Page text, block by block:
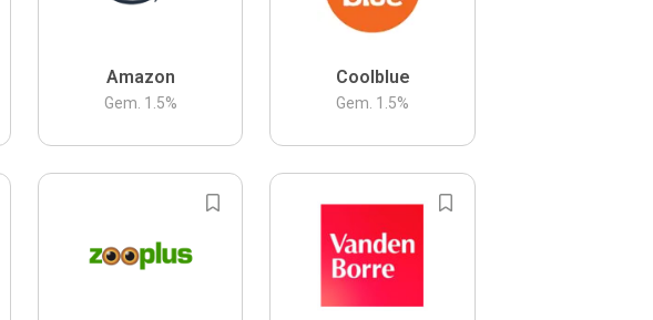
Amazon
Gem. 1.5%
Coolblue
Gem. 1.5%